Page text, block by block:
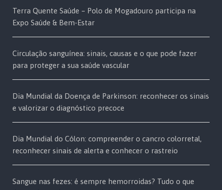
Terra Quente Saúde – Polo de Mogadouro participa na
Expo Saúde & Bem-Estar
Circulação sanguínea: sinais, causas e o que pode fazer
para proteger a sua saúde vascular
Dia Mundial da Doença de Parkinson: reconhecer os sinais
e valorizar o diagnóstico precoce
Dia Mundial do Cólon: compreender o cancro colorretal,
reconhecer sinais de alerta e conhecer o rastreio
Sangue nas fezes: é sempre hemorroidas? Tudo o que